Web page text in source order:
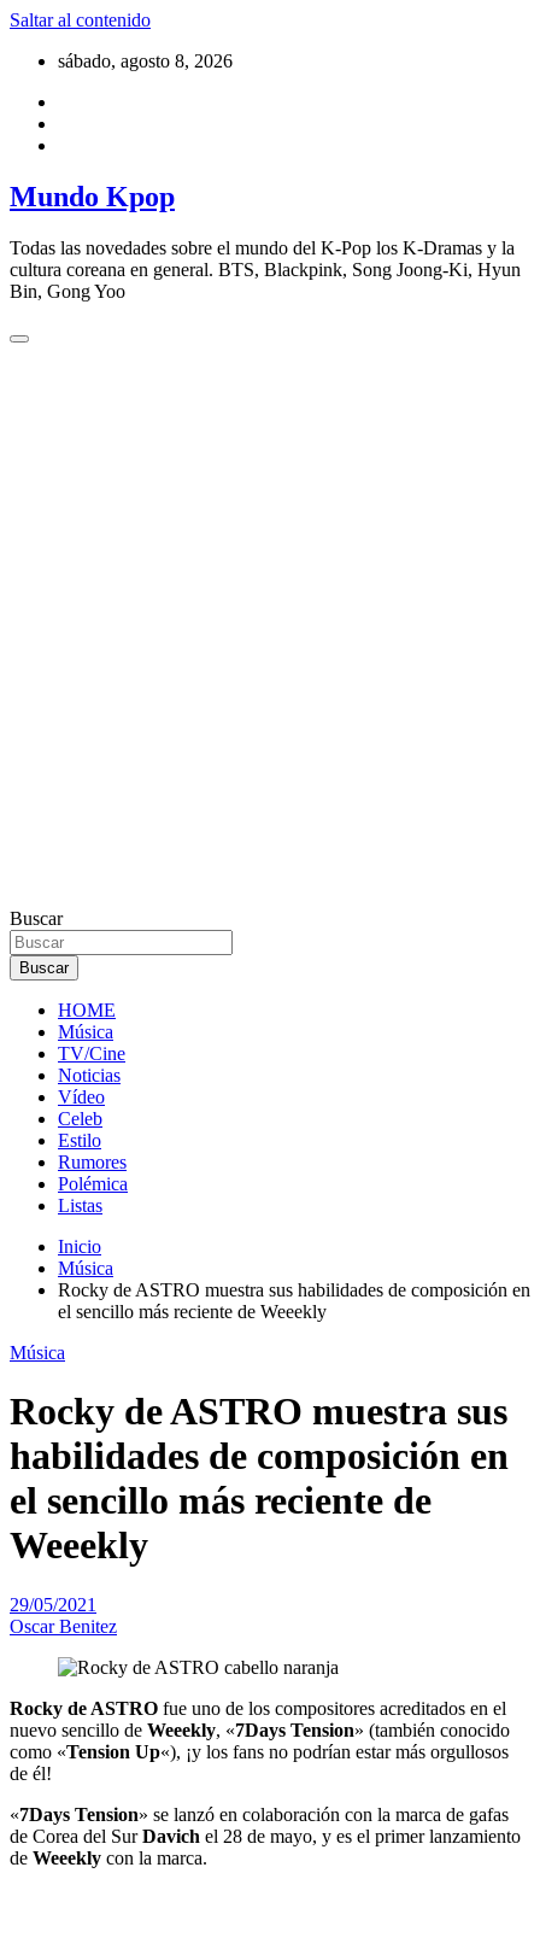
Saltar al contenido
sábado, agosto 8, 2026
Mundo Kpop
Todas las novedades sobre el mundo del K-Pop los K-Dramas y la
cultura coreana en general. BTS, Blackpink, Song Joong-Ki, Hyun
Bin, Gong Yoo
Buscar
Buscar
HOME
Música
TV/Cine
Noticias
Vídeo
Celeb
Estilo
Rumores
Polémica
Listas
Inicio
Música
Rocky de ASTRO muestra sus habilidades de composición en
el sencillo más reciente de Weeekly
Música
Rocky de ASTRO muestra sus
habilidades de composición en
el sencillo más reciente de
Weeekly
29/05/2021
Oscar Benitez
Rocky de ASTRO fue uno de los compositores acreditados en el
nuevo sencillo de Weeekly, «7Days Tension» (también conocido
como «Tension Up«), ¡y los fans no podrían estar más orgullosos
de él!
«7Days Tension» se lanzó en colaboración con la marca de gafas
de Corea del SurDavich el 28 de mayo, y es el primer lanzamiento
de Weeekly con la marca.